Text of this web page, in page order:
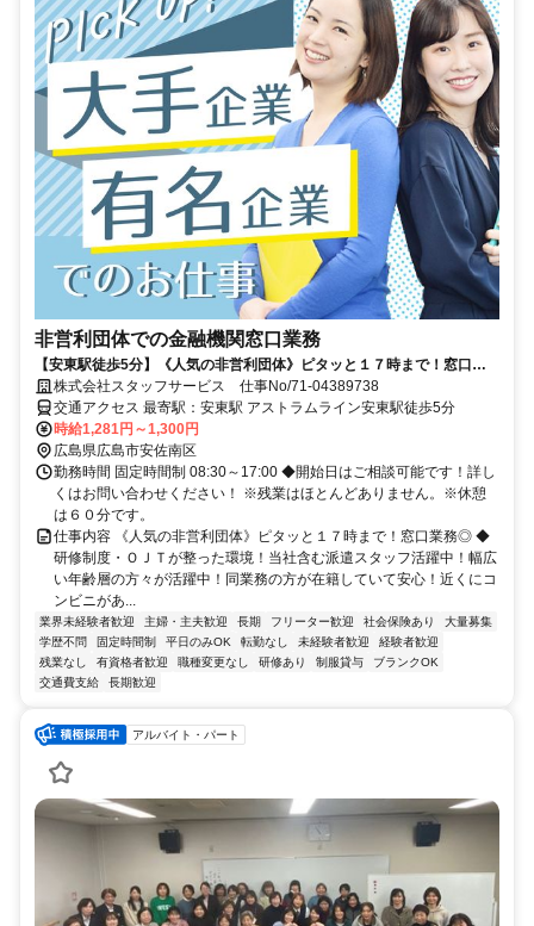
非営利団体での金融機関窓口業務
【安東駅徒歩5分】《人気の非営利団体》ピタッと１７時まで！窓口業
務◎株式会社スタッフサービス 仕事No/71-04389738
交通アクセス 最寄駅：安東駅 アストラムライン安東駅徒歩5分
時給1,281円～1,300円
広島県広島市安佐南区
勤務時間 固定時間制 08:30～17:00 ◆開始日はご相談可能です！詳し
くはお問い合わせください！ ※残業はほとんどありません。※休憩
は６０分です。
仕事内容 《人気の非営利団体》ピタッと１７時まで！窓口業務◎ ◆
研修制度・ＯＪＴが整った環境！当社含む派遣スタッフ活躍中！幅広
い年齢層の方々が活躍中！同業務の方が在籍していて安心！近くにコ
ンビニがあ...
業界未経験者歓迎 主婦・主夫歓迎 長期 フリーター歓迎 社会保険あり
大量募集
学歴不問
固定時間制 平日のみOK 転勤なし 未経験者歓迎
経験者歓迎
残業なし
有資格者歓迎 職種変更なし 研修あり 制服貸与
ブランクOK
交通費支給
長期歓迎
アルバイト・パート